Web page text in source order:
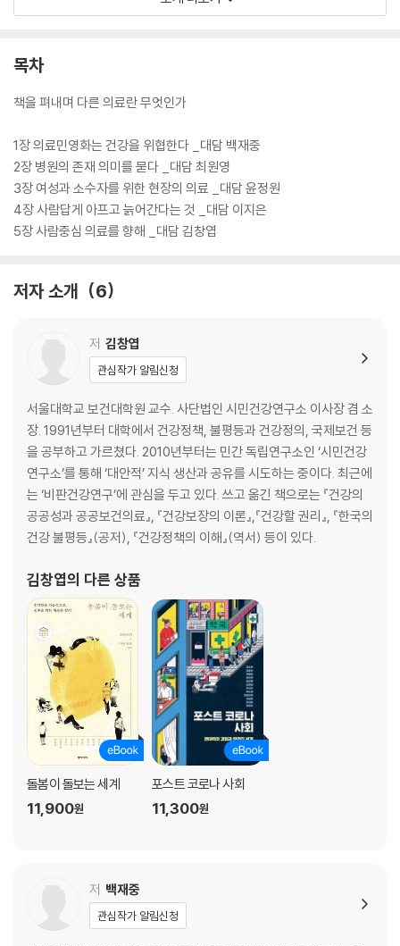
해온 백영경을 비롯해 의료현장의 최전선에서 활동해온 전문가들이 재벌
된 질병 등 핵심 쟁점을 파고들며 한국사회에서 다른 의료가 과연 가능할
목차
책을 펴내며 다른 의료란 무엇인가
1장 의료민영화는 건강을 위협한다 _대담 백재중
2장 병원의 존재 의미를 묻다 _대담 최원영
3장 여성과 소수자를 위한 현장의 의료 _대담 윤정원
4장 사람답게 아프고 늙어간다는 것 _대담 이지은
5장 사람중심 의료를 향해 _대담 김창엽
저자 소개 6
저 김창엽
관심작가 알림신청
서울대학교 보건대학원 교수. 사단법인 시민건강연구소 이사장 겸 소
장. 1991년부터 대학에서 건강정책, 불평등과 건강정의, 국제보건 등
을 공부하고 가르쳤다. 2010년부터는 민간 독립연구소인 ‘시민건강
연구소’를 통해 ‘대안적’ 지식 생산과 공유를 시도하는 중이다. 최근에
는 ‘비판건강연구’에 관심을 두고 있다. 쓰고 옮긴 책으로는 『건강의
공공성과 공공보건의료』, 『건강보장의 이론』,『건강할 권리』, 『한국의
건강 불평등』(공저), 『건강정책의 이해』(역서) 등이 있다.
김창엽의 다른 상품
돌봄이 돌보는 세계
11,900원
포스트 코로나 사회
11,300원
저 백재중
관심작가 알림신청